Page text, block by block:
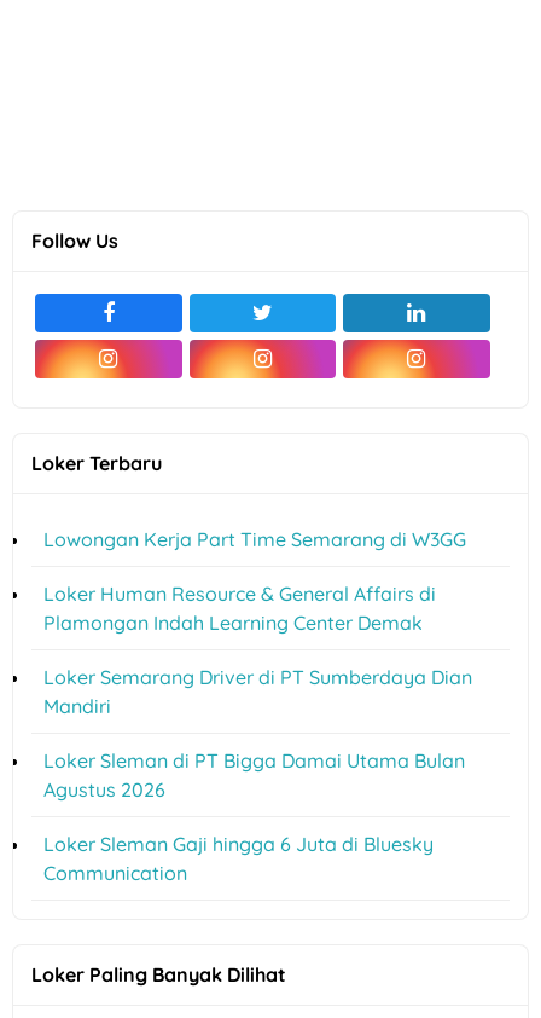
Follow Us
Loker Terbaru
Lowongan Kerja Part Time Semarang di W3GG
Loker Human Resource & General Affairs di
Plamongan Indah Learning Center Demak
Loker Semarang Driver di PT Sumberdaya Dian
Mandiri
Loker Sleman di PT Bigga Damai Utama Bulan
Agustus 2026
Loker Sleman Gaji hingga 6 Juta di Bluesky
Communication
Loker Paling Banyak Dilihat